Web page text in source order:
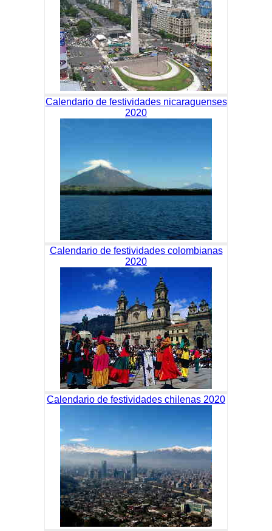
Calendario de festividades nicaraguenses
2020
Calendario de festividades colombianas
2020
Calendario de festividades chilenas 2020